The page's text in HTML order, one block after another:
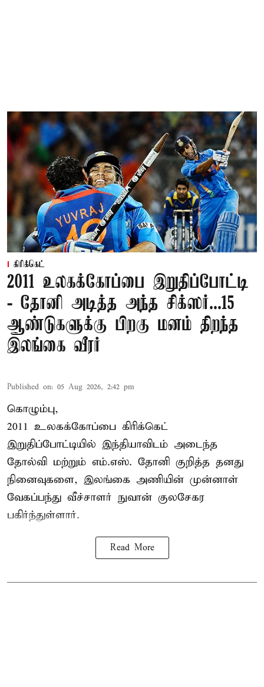
கிரிக்கெட்
2011 உலகக்கோப்பை இறுதிப்போட்டி
- தோனி அடித்த அந்த சிக்ஸர்...15
ஆண்டுகளுக்கு பிறகு மனம் திறந்த
இலங்கை வீரர்
Published on: 05 Aug 2026, 2:42 pm
கொழும்பு,
2011 உலகக்கோப்பை கிரிக்கெட்
இறுதிப்போட்டியில் இந்தியாவிடம் அடைந்த
தோல்வி மற்றும் எம்.எஸ். தோனி குறித்த தனது
நினைவுகளை, இலங்கை அணியின் முன்னாள்
வேகப்பந்து வீச்சாளர் நுவான் குலசேகர
பகிர்ந்துள்ளார்.
Read More